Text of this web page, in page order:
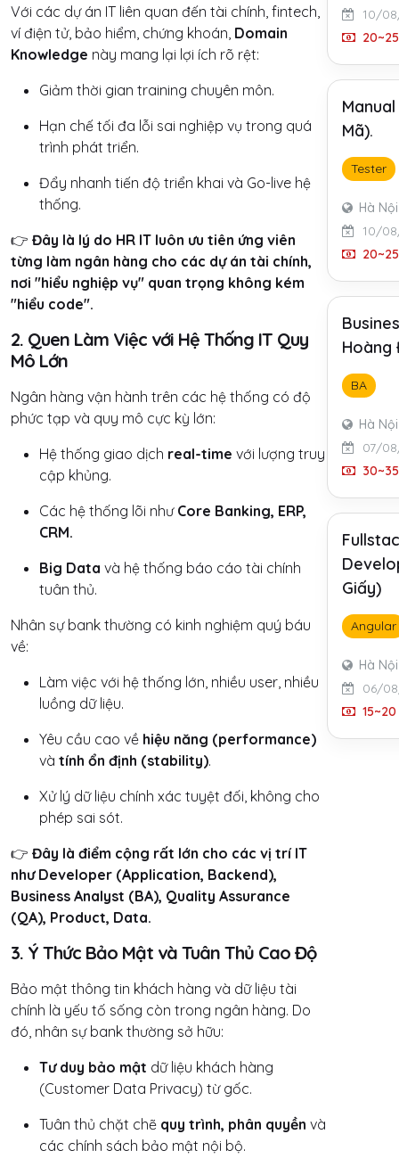
Với các dự án IT liên quan đến tài chính, fintech,
ví điện tử, bảo hiểm, chứng khoán, Domain
Knowledge này mang lại lợi ích rõ rệt:
Giảm thời gian training chuyên môn.
Hạn chế tối đa lỗi sai nghiệp vụ trong quá
trình phát triển.
Đẩy nhanh tiến độ triển khai và Go-live hệ
thống.
👉 Đây là lý do HR IT luôn ưu tiên ứng viên
từng làm ngân hàng cho các dự án tài chính,
nơi "hiểu nghiệp vụ" quan trọng không kém
"hiểu code".
2. Quen Làm Việc với Hệ Thống IT Quy
Mô Lớn
Ngân hàng vận hành trên các hệ thống có độ
phức tạp và quy mô cực kỳ lớn:
Hệ thống giao dịch real-time với lượng truy
cập khủng.
Các hệ thống lõi như Core Banking, ERP,
CRM.
Big Data và hệ thống báo cáo tài chính
tuân thủ.
Nhân sự bank thường có kinh nghiệm quý báu
về:
Làm việc với hệ thống lớn, nhiều user, nhiều
luồng dữ liệu.
Yêu cầu cao về hiệu năng (performance)
và tính ổn định (stability).
Xử lý dữ liệu chính xác tuyệt đối, không cho
phép sai sót.
👉 Đây là điểm cộng rất lớn cho các vị trí IT
như Developer (Application, Backend),
Business Analyst (BA), Quality Assurance
(QA), Product, Data.
3. Ý Thức Bảo Mật và Tuân Thủ Cao Độ
Bảo mật thông tin khách hàng và dữ liệu tài
chính là yếu tố sống còn trong ngân hàng. Do
đó, nhân sự bank thường sở hữu:
Tư duy bảo mật dữ liệu khách hàng
(Customer Data Privacy) từ gốc.
Tuân thủ chặt chẽ quy trình, phân quyền và
các chính sách bảo mật nội bộ.
10/
Mã).
Tester
Hà Nội
10/
Hoàng
BA
Hà Nội
07/
Giấy)
Angular
Hà Nội
06/